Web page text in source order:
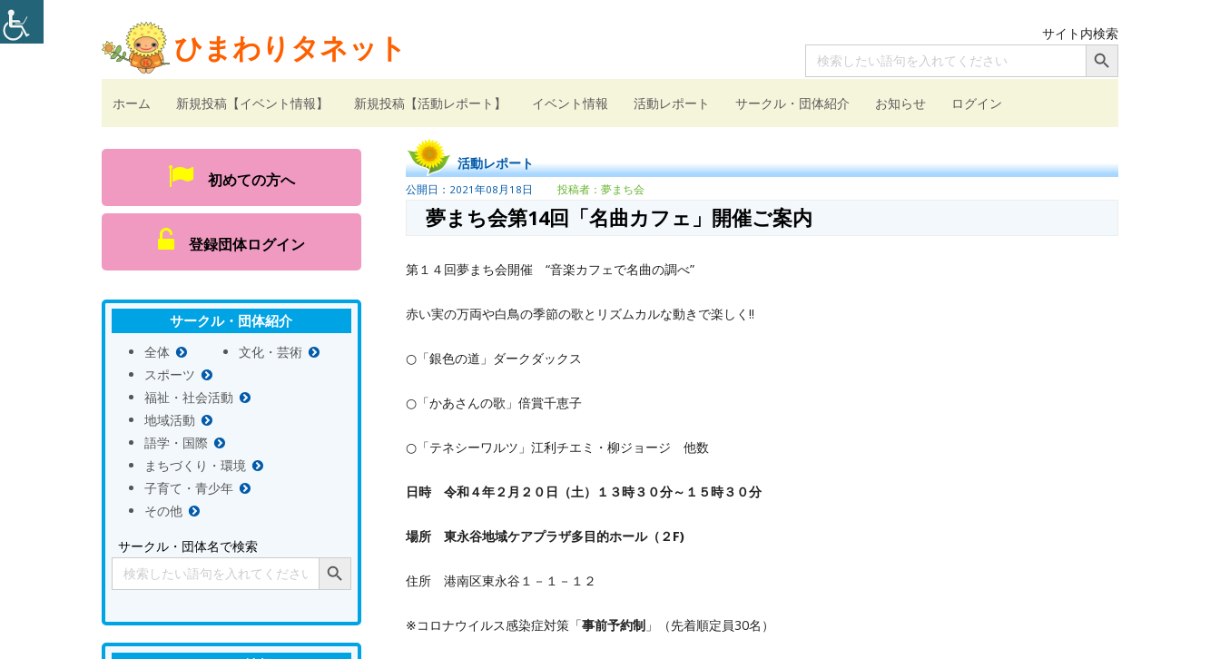
ひまわりタネット
サイト内検索
Search
for:
Search Button
ホーム 新規投稿【イベント情報】 新規投稿【活動レポート】 イベント情報 活動レポート サークル・団体紹介 お知らせ ログイン
活動レポート
2021年08月18日 夢まち会
夢まち会第14回「名曲カフェ」開催ご案内
第１４回夢まち会開催 “音楽カフェで名曲の調べ”
赤い実の万両や白鳥の季節の歌とリズムカルな動きで楽しく!!
○「銀色の道」ダークダックス
○「かあさんの歌」倍賞千恵子
○「テネシーワルツ」江利チエミ・柳ジョージ 他数
日時 令和４年２月２０日（土）１３時３０分～１５時３０分
場所 東永谷地域ケアプラザ多目的ホール（２F)
住所 港南区東永谷１－１－１２
※コロナウイルス感染症対策「事前予約制」（先着順定員30名）
初めての方へ
登録団体ログイン
サークル・団体紹介
全体
文化・芸術
スポーツ
福祉・社会活動
地域活動
語学・国際
まちづくり・環境
子育て・青少年
その他
サークル・団体名で検索
Search
for:
Search Button